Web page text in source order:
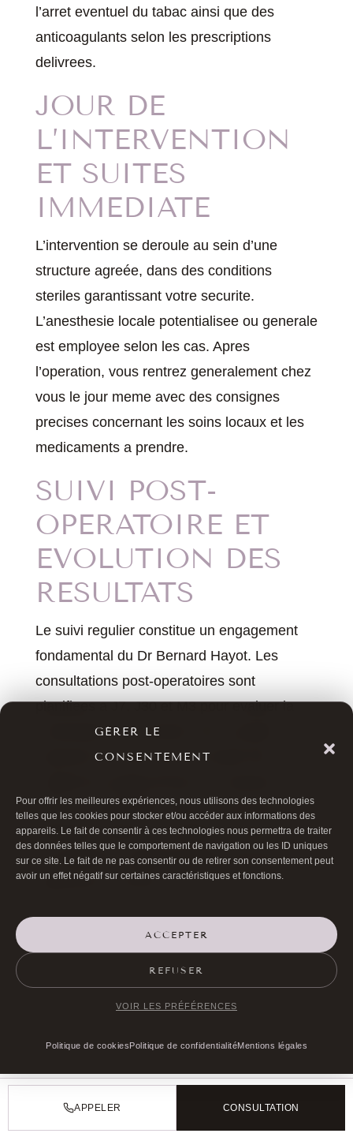
GÉRER LE
CONSENTEMENT
Pour offrir les meilleures expériences, nous utilisons des technologies
telles que les cookies pour stocker et/ou accéder aux informations des
appareils. Le fait de consentir à ces technologies nous permettra de traiter
des données telles que le comportement de navigation ou les ID uniques
sur ce site. Le fait de ne pas consentir ou de retirer son consentement peut
avoir un effet négatif sur certaines caractéristiques et fonctions.
ACCEPTER
REFUSER
VOIR LES PRÉFÉRENCES
Politique de cookiesPolitique de confidentialitéMentions légales
l’arret eventuel du tabac ainsi que des
anticoagulants selon les prescriptions
delivrees.
JOUR DE
L’INTERVENTION
ET SUITES
IMMEDIATE
L’intervention se deroule au sein d’une
structure agreée, dans des conditions
steriles garantissant votre securite.
L’anesthesie locale potentialisee ou generale
est employee selon les cas. Apres
l’operation, vous rentrez generalement chez
vous le jour meme avec des consignes
precises concernant les soins locaux et les
medicaments a prendre.
SUIVI POST-
OPERATOIRE ET
EVOLUTION DES
RESULTATS
Le suivi regulier constitue un engagement
fondamental du Dr Bernard Hayot. Les
consultations post-operatoires sont
planifiees a J7, J30 et M3 pour evaluer la
cicatrisation et l’evolution des resultats. Il est
important de noter que le resultat final
mois, la cicatrisation etant un processus
individuel variant d’un patient a l’autre. Des
consultations supplementaires peuvent etre
organisees si besoin.
COÛT
INDICATIFS DE
LA CHIRURGIE
DU REGARD
dependent de la complexite de chaque
APPELER CONSULTATION